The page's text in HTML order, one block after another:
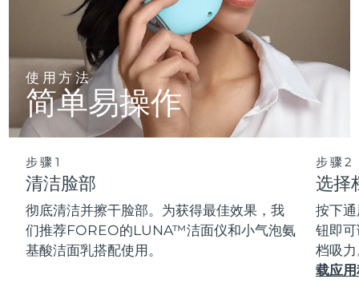
使用方法
简单易操作
步骤1
清洁脸部
彻底清洁并擦干脸部。为获得最佳效果，我
们推荐FOREO的LUNA™洁面仪和小气泡氨
基酸洁面乳搭配使用。
步骤2
选择
按下
钮即
档吸
载应